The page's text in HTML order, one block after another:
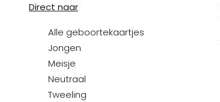
Direct naar
Alle geboortekaartjes
Jongen
Meisje
Neutraal
Tweeling